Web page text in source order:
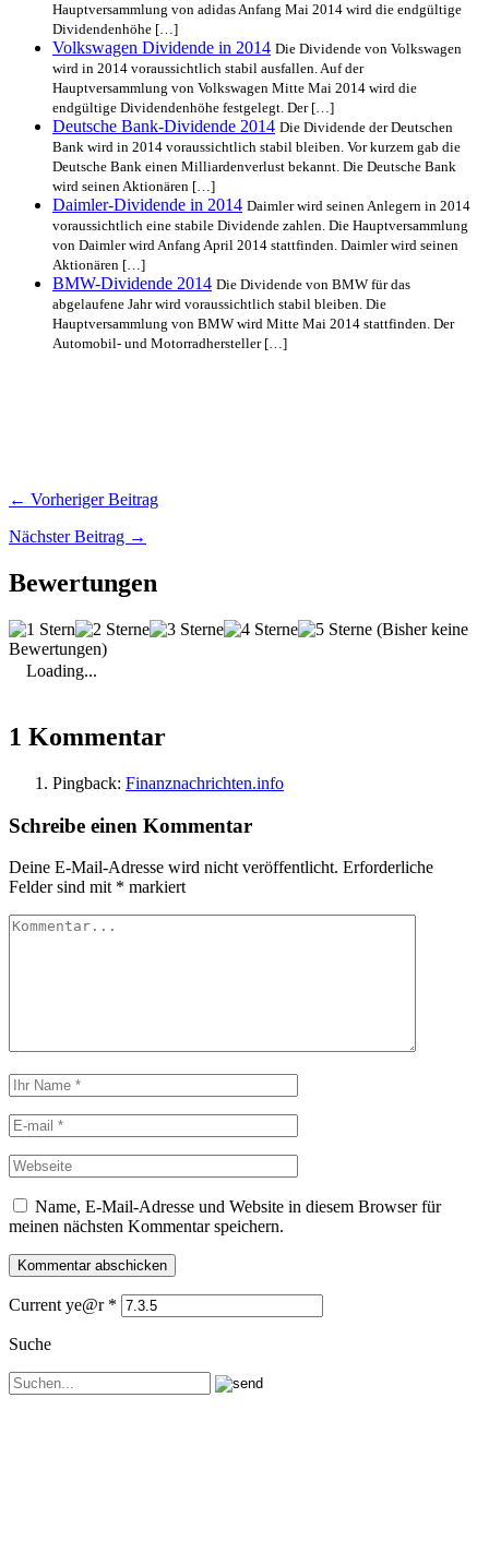
Hauptversammlung von adidas Anfang Mai 2014 wird die endgültige
Dividendenhöhe […]
Volkswagen Dividende in 2014 Die Dividende von Volkswagen
wird in 2014 voraussichtlich stabil ausfallen. Auf der
Hauptversammlung von Volkswagen Mitte Mai 2014 wird die
endgültige Dividendenhöhe festgelegt. Der […]
Deutsche Bank-Dividende 2014 Die Dividende der Deutschen
Bank wird in 2014 voraussichtlich stabil bleiben. Vor kurzem gab die
Deutsche Bank einen Milliardenverlust bekannt. Die Deutsche Bank
wird seinen Aktionären […]
Daimler-Dividende in 2014 Daimler wird seinen Anlegern in 2014
voraussichtlich eine stabile Dividende zahlen. Die Hauptversammlung
von Daimler wird Anfang April 2014 stattfinden. Daimler wird seinen
Aktionären […]
BMW-Dividende 2014 Die Dividende von BMW für das
abgelaufene Jahr wird voraussichtlich stabil bleiben. Die
Hauptversammlung von BMW wird Mitte Mai 2014 stattfinden. Der
Automobil- und Motorradhersteller […]
← Vorheriger Beitrag
Nächster Beitrag →
Bewertungen
(Bisher keine
Bewertungen)
Loading...
1 Kommentar
Pingback: Finanznachrichten.info
Schreibe einen Kommentar
Deine E-Mail-Adresse wird nicht veröffentlicht. Erforderliche
Felder sind mit * markiert
Name, E-Mail-Adresse und Website in diesem Browser für
meinen nächsten Kommentar speichern.
Current ye@r *
Suche